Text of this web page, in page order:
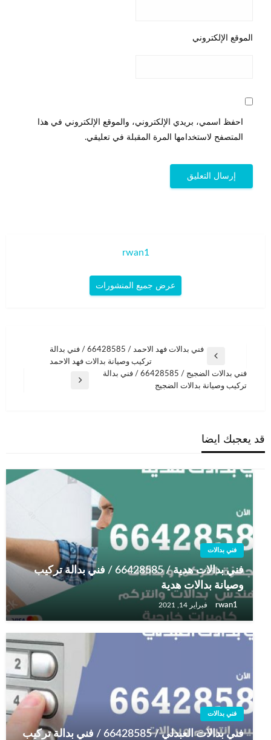
الموقع الإلكتروني
احفظ اسمي، بريدي الإلكتروني، والموقع الإلكتروني في هذا
المتصفح لاستخدامها المرة المقبلة في تعليقي.
rwan1
عرض جميع المنشورات
المقالات
المقالة
السابقة
فني بدالات فهد الاحمد / 66428585 / فني بدالة
تركيب وصيانة بدالات فهد الاحمد
المقالة
فني بدالات الضجيج / 66428585 / فني بدالة
تركيب وصيانة بدالات الضجيج
قد يعجبك ايضا
فني بدالات
فني بدالات هدية / 66428585 / فني بدالة تركيب
وصيانة بدالات هدية
rwan1 فبراير 14, 2021
فني بدالات
فني بدالات العبدلي / 66428585 / فني بدالة تركيب